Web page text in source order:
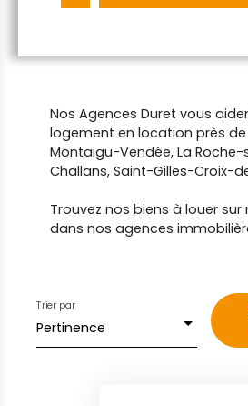
Nos Agences Duret vous
logement en location près de
Montaigu-Vendée, La Roche-
Challans, Saint-Gilles-Croix-
Trouvez nos biens à louer
dans nos agences
Pertinence
Trier par